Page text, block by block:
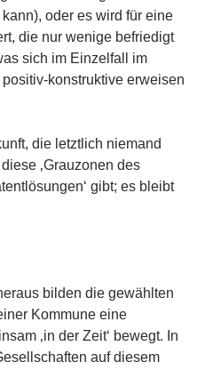
oder es wird für eine
die nur wenige befriedigt
sich im Einzelfall im
konstruktive erweisen
die letztlich niemand
‚Grauzonen des
gibt; es bleibt
bilden die gewählten
Kommune eine
‚in der Zeit‘ bewegt. In
auf diesem